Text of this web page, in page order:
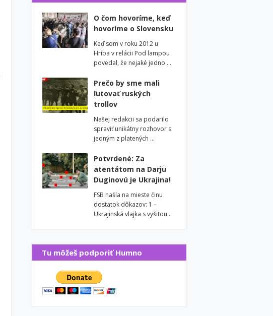
O čom hovoríme, keď
hovoríme o Slovensku
Keď som v roku 2012 u
Hríba v relácii Pod lampou
povedal, že nejaké jedno …
Prečo by sme mali
ľutovať ruských
trollov
Našej redakcii sa podarilo
spraviť unikátny rozhovor s
jedným z platených …
Potvrdené: Za
atentátom na Darju
Duginovú je Ukrajina!
FSB našla na mieste činu
dostatok dôkazov: 1 –
Ukrajinská vlajka s vyšitou…
Tu môžeš podporiť Humno